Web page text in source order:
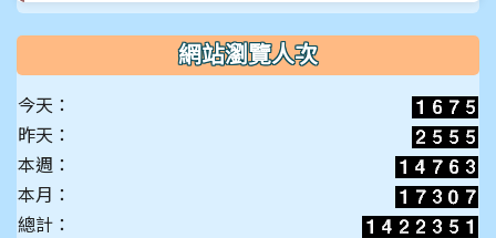
網站瀏覽人次
今天：
昨天：
本週：
本月：
總計：